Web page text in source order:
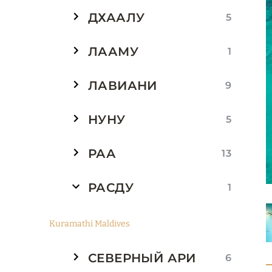
ДХААЛУ 5
ЛААМУ 1
ЛАВИАНИ 9
НУНУ 5
РАА 13
РАСДУ 1
Kuramathi Maldives
СЕВЕРНЫЙ АРИ 6